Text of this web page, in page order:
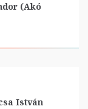
(Akó
István